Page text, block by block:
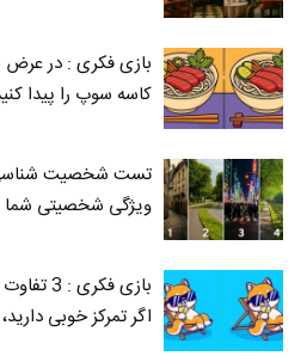
کاسه‌ سوپ را پیدا
تست شخصیت شناسی
ویژگی شخصیتی شما
بازی
اگر تمرکز خوبی دارید، در عرض 13